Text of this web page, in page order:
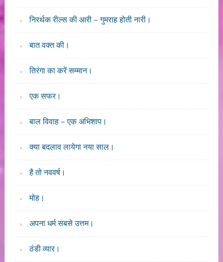
निरर्थक रील्स की आरी – गुमराह होती नारी।
बात वक्त की।
तिरंगा का करें सम्मान।
एक सफर।
बाल विवाह – एक अभिशाप।
क्या बदलाव लायेगा नया साल।
है तो नववर्ष।
मोह।
अपना धर्म सबसे उत्तम।
ठंडी व्यार।